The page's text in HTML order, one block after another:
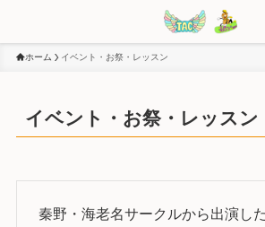
ホーム イベント・お祭・レッスン
イベント・お祭・レッスン
秦野・海老名サークルから出演し